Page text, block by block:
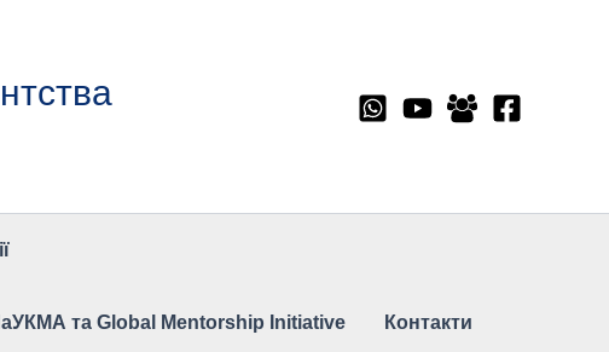
та Global Mentorship Initiative Контакти